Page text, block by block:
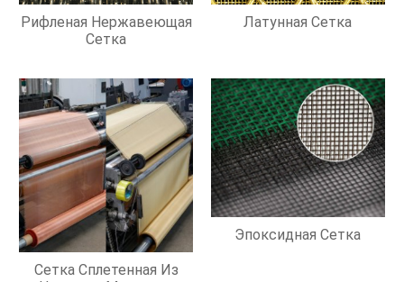
Рифленая Нержавеющая
Сетка
Латунная Сетка
Сетка Сплетенная Из
Эпоксидная Сетка